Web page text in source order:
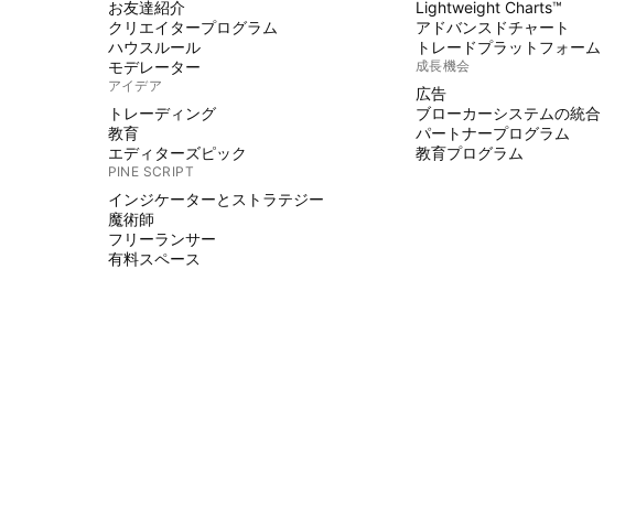
お友達紹介
クリエイタープログラム
ハウスルール
モデレーター
アイデア
トレーディング
教育
エディターズピック
PINE SCRIPT
インジケーターとストラテジー
魔術師
フリーランサー
有料スペース
Lightweight Charts™
アドバンスドチャート
トレードプラットフォーム
成長機会
広告
ブローカーシステムの統合
パートナープログラム
教育プログラム